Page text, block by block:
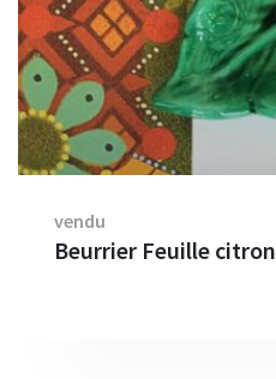
vendu
Beurrier Feuille citron